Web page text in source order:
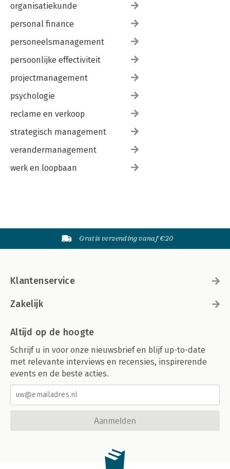
organisatiekunde
personal finance
personeelsmanagement
persoonlijke effectiviteit
projectmanagement
psychologie
reclame en verkoop
strategisch management
verandermanagement
werk en loopbaan
Gratis verzending vanaf €20
Klantenservice
Zakelijk
Altijd op de hoogte
Schrijf u in voor onze nieuwsbrief en blijf up-to-date
met relevante interviews en recensies, inspirerende
events en de beste acties.
Aanmelden